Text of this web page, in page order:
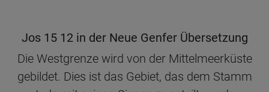
Jos 15 12 in der Neue Genfer Übersetzung
Die Westgrenze wird von der Mittelmeerküste
gebildet. Dies ist das Gebiet, das dem Stamm